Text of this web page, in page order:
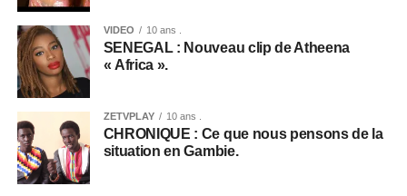
VIDEO 10 ans .
SENEGAL : Nouveau clip de Atheena
« Africa ».
ZETVPLAY 10 ans .
CHRONIQUE : Ce que nous pensons de la
situation en Gambie.